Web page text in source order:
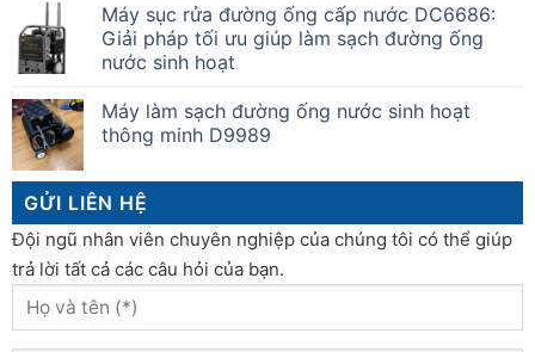
Máy sục rửa đường ống cấp nước DC6686:
Giải pháp tối ưu giúp làm sạch đường ống
nước sinh hoạt
Máy làm sạch đường ống nước sinh hoạt
thông minh D9989
GỬI LIÊN HỆ
Đội ngũ nhân viên chuyên nghiệp của chúng tôi có thể giúp
trả lời tất cả các câu hỏi của bạn.